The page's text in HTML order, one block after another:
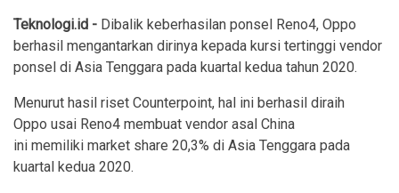
Teknologi.id - Dibalik keberhasilan ponsel Reno4, Oppo
berhasil mengantarkan dirinya kepada kursi tertinggi vendor
ponsel di Asia Tenggara pada kuartal kedua tahun 2020.
Menurut hasil riset Counterpoint, hal ini berhasil diraih
Oppo usai Reno4 membuat vendor asal China
ini memiliki market share 20,3% di Asia Tenggara pada
kuartal kedua 2020.